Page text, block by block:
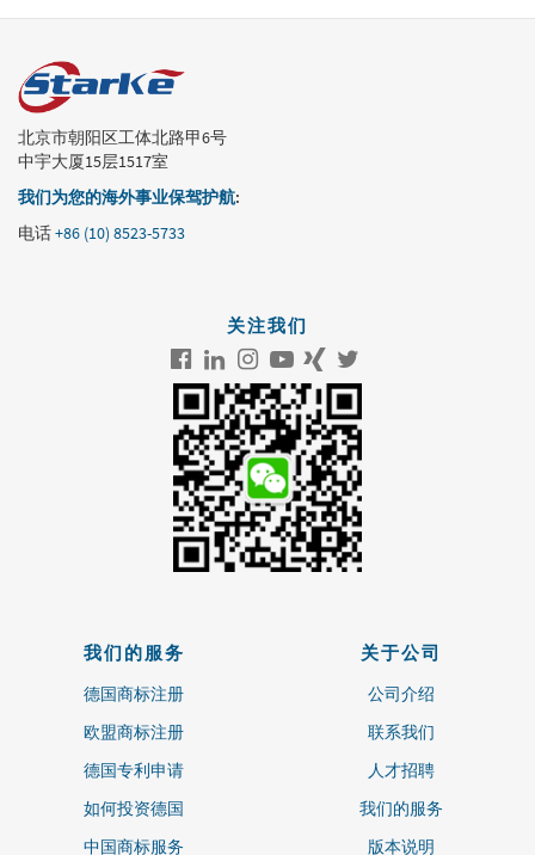
北京市朝阳区工体北路甲6号
中宇大厦15层1517室
我们为您的海外事业保驾护航:
电话+86 (10) 8523-5733
关注我们
我们的服务
德国商标注册
欧盟商标注册
德国专利申请
如何投资德国
中国商标服务
关于公司
公司介绍
联系我们
人才招聘
我们的服务
版本说明